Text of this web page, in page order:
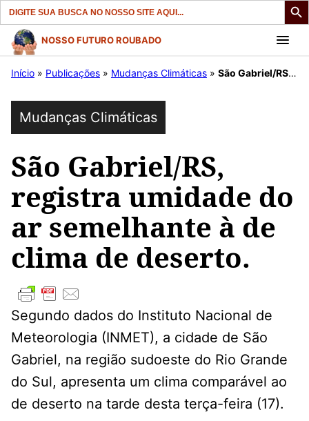
Search
for:
Pular
para
conteúdo
NOSSO FUTURO ROUBADO
Início » Publicações » Mudanças Climáticas » São Gabriel/RS, registra umidade do ar semelhante à de clima de deserto.
Mudanças Climáticas
São Gabriel/RS,
registra umidade do
ar semelhante à de
clima de deserto.
Segundo dados do Instituto Nacional de
Meteorologia (INMET), a cidade de São
Gabriel, na região sudoeste do Rio Grande
do Sul, apresenta um clima comparável ao
de deserto na tarde desta terça-feira (17).